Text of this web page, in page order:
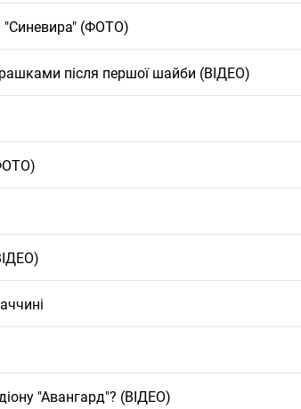
"Синевира" (ФОТО)
після першої шайби (ВІДЕО)
"Авангард"? (ВІДЕО)